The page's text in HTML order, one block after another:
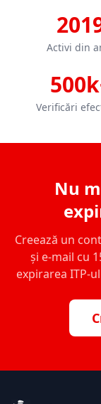
Activi din
Verificări
Nu
Creează un
și e-mail cu
expirarea ITP-